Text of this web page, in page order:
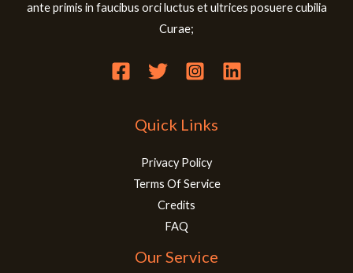
ante primis in faucibus orci luctus et ultrices posuere cubilia
Curae;
Quick Links
Privacy Policy
Terms Of Service
Credits
FAQ
Our Service